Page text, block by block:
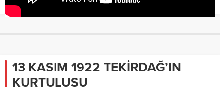
13 KASIM 1922 TEKİRDAĞ’IN
KURTULUŞU